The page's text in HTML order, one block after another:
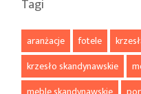
Tagi
aranżacje fotele
krzesło skandynawskie